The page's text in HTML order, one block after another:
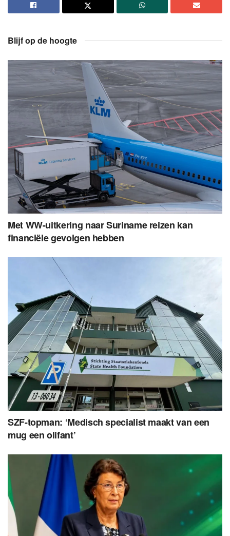
Blijf op de hoogte
Met WW-uitkering naar Suriname reizen kan
financiële gevolgen hebben
SZF-topman: ‘Medisch specialist maakt van een
mug een olifant’